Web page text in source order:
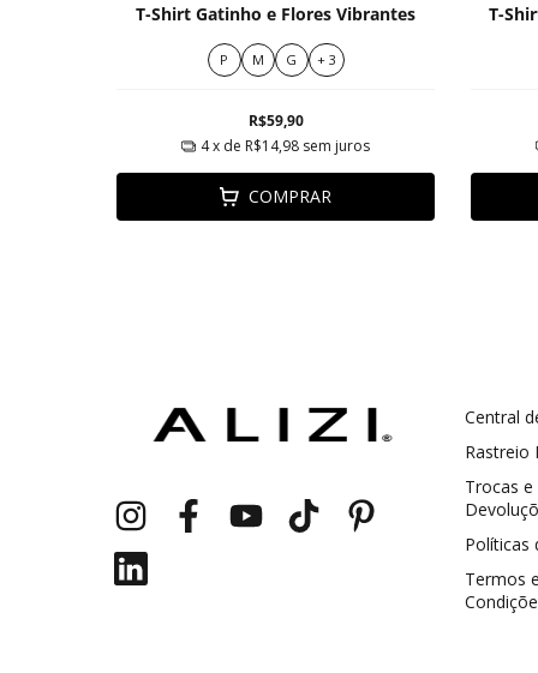
T-Shirt Gatinho e Flores Vibrantes
P M G + 3
R$59,90
4x de R$14,98 sem juros
COMPRAR
T-
Central
Rastreio
Trocas e
Políticas
Termos e
Cupom 1a compra: GANHE5